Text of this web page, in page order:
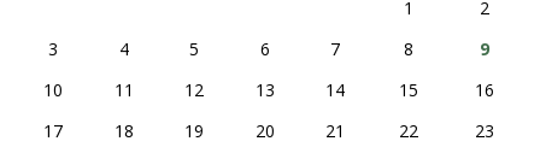
1
2
3
4 5 6 7 8
9
10
11 12 13 14 15
16
17
18 19 20 21 22
23